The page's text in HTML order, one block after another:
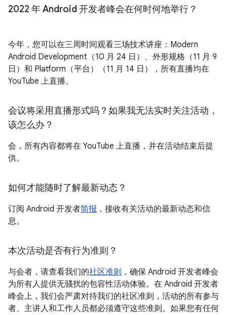
2022 年 Android 开发者峰会在何时何地举行？
今年，您可以在三周时间观看三场技术讲座：Modern
Android Development（10 月 24 日）、外形规格（11 月 9
日）和 Platform（平台）（11 月 14 日），所有直播均在
YouTube 上直播。
会议将采用直播形式吗？如果我无法实时关注活动，
该怎么办？
会，所有内容都将在 YouTube 上直播，并在活动结束后提
供。
如何才能随时了解最新动态？
订阅 Android 开发者简报 ，接收有关活动的最新动态和信
息。
本次活动是否有行为准则？
与会者，请查看我们的社区准则 ，确保 Android 开发者峰会
为所有人提供无骚扰的包容性活动体验。在 Android 开发者
峰会上，我们会严肃对待我们的社区准则，活动的所有参与
者、主讲人和工作人员都必须遵守这些准则。如果您有任何